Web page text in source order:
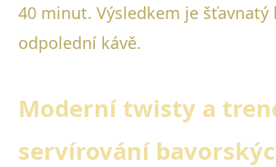
40 minut. Výsledkem je šťavnatý
odpolední kávě.
Moderní twisty a
servírování